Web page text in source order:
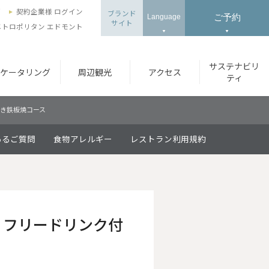
ケータリング 周辺観光 アクセス
サステナビリ
ティ
契約企業様 ログイン
ロポリタン エドモント
ブランド
サイト
Language ご予約
鉄板焼コース
ご質問 食物アレルギー レストラン利用規約
フリードリンク付